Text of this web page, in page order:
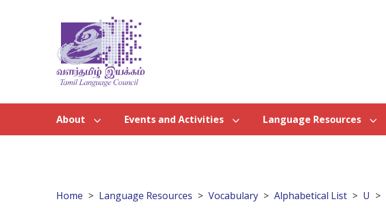
About Events and Activities Language Resources
Home Language Resources Vocabulary Alphabetical List U